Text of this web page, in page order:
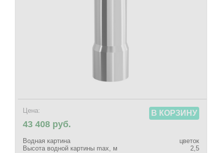
Цена:
43 408 руб.
В КОРЗИНУ
Водная картина
цветок
Высота водной картины max, м
2,5